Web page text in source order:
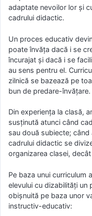
adaptate nevoilor lor şi
cadrului didactic.
Un proces educativ
poate învăţa dacă i se
încurajat şi dacă i se
au sens pentru el.
zilnică se bazează pe
bun de predare-învăţare.
Din experienţa la clasă,
susţinută atunci când
sau două subiecte;
cadrului didactic se
organizarea clasei,
Pe baza unui curriculum
elevului cu dizabilităţi un
obişnuită pe baza unor
instructiv-educativ: